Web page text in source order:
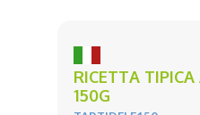
RICETTA TIPICA
150G